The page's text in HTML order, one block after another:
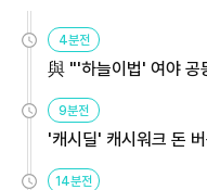
4분전
與 "'하늘이법' 여야 공
9분전
'캐시딜' 캐시워크 돈
14분전